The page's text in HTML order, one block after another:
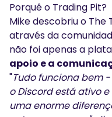
Porquê o Trading Pit?
Mike descobriu o The
através da
não foi apenas a
apoio e a
"Tudo funciona bem
o Discord está ativo
uma enorme